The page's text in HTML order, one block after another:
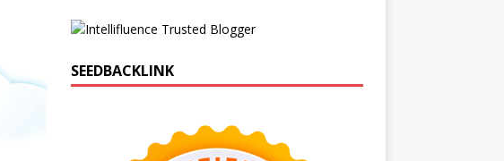
SEEDBACKLINK